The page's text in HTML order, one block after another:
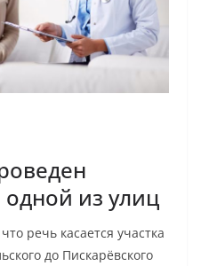
одной из улиц
речь касается участка
до Пискарёвского